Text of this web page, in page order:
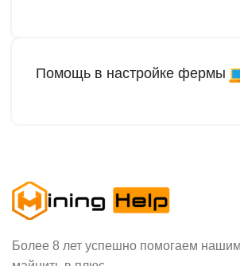
Помощь в настройке фермы
Более 8 лет успешно помогаем